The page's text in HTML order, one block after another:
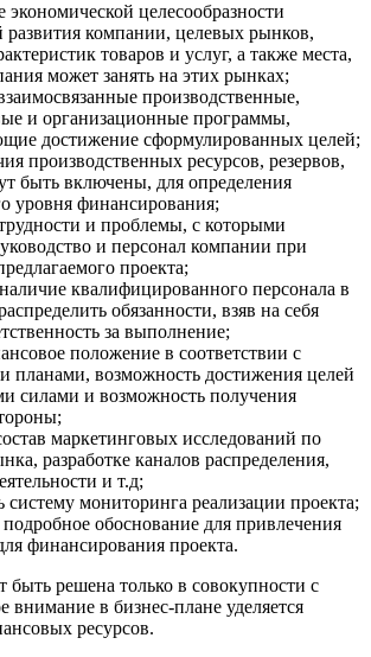
целесообразности
развития компании, целевых рынков,
товаров и услуг, а также места,
может занять на этих рынках;
производственные,
и организационные программы,
достижение сформулированных целей;
производственных ресурсов, резервов,
быть включены, для определения
уровня финансирования;
и проблемы, с которыми
и персонал компании при
проекта;
квалифицированного персонала в
обязанности, взяв на себя
за выполнение;
положение в соответствии с
планами, возможность достижения целей
силами и возможность получения
маркетинговых исследований по
разработке каналов распределения,
и т.д;
систему мониторинга реализации проекта;
подробное обоснование для привлечения
финансирования проекта.
быть решена только в совокупности с
внимание в бизнес-плане уделяется
ресурсов.